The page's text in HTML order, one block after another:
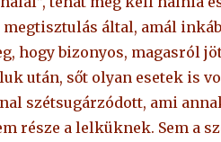
megtisztulás által, amál
hogy bizonyos, magasról
után, sőt olyan esetek is
szétsugárzódott, ami
része a lelküknek. Sem a